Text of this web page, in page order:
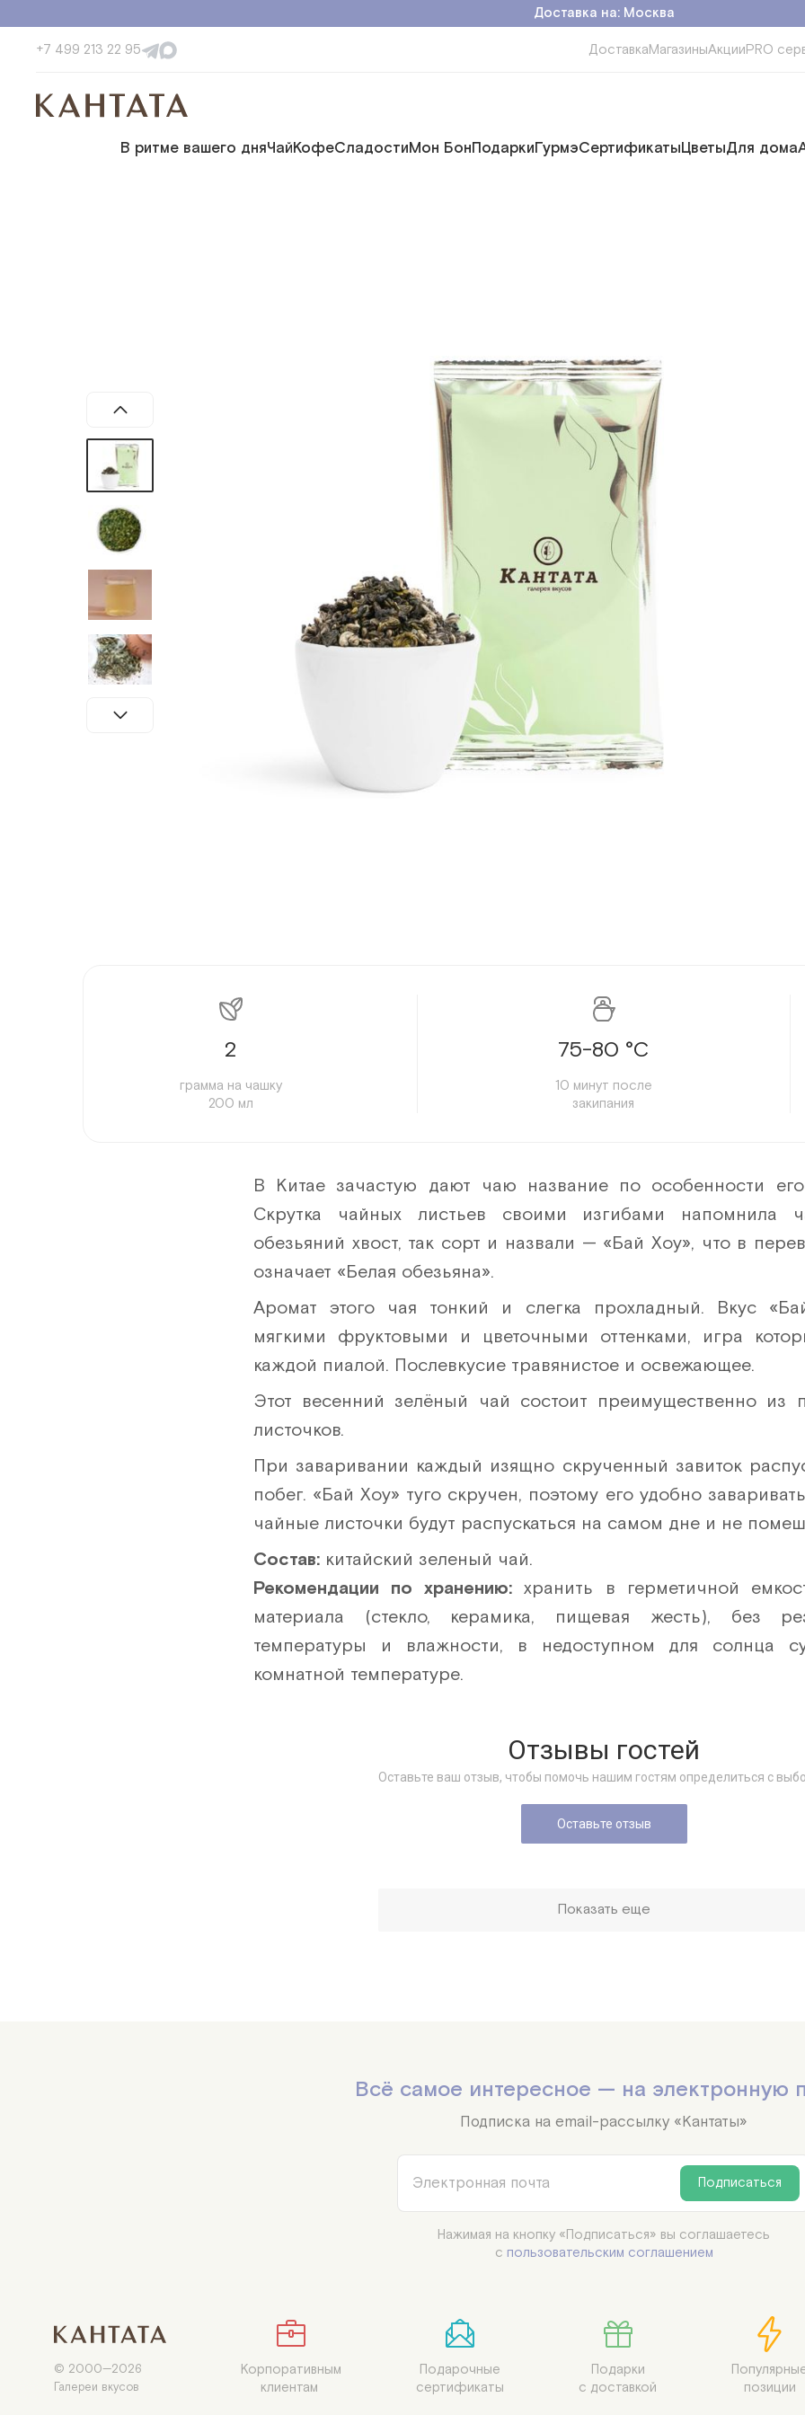
Доставка на: Москва
+7 499 213 22 95 ДоставкаМагазиныАкцииPRO
В ритме вашего дняЧайКофеСладостиМон БонПодаркиГурмэСертификатыЦветыДля дома
2
грамма на чашку
200 мл
75-80 °C
10 минут после
закипания
В Китае зачастую дают чаю название по особенности
Скрутка чайных листьев своими изгибами напомнила
обезьяний хвост, так сорт и назвали — «Бай Хоу», что в
означает «Белая обезьяна».
Аромат этого чая тонкий и слегка прохладный. Вкус
мягкими фруктовыми и цветочными оттенками, игра
каждой пиалой. Послевкусие травянистое и освежающее.
Этот весенний зелёный чай состоит преимущественно из
листочков.
При заваривании каждый изящно скрученный завиток
побег. «Бай Хоу» туго скручен, поэтому его удобно
чайные листочки будут распускаться на самом дне и не
Состав: китайский зеленый чай.
Рекомендации по хранению:хранить в герметичной
материала (стекло, керамика, пищевая жесть), без
температуры и влажности, в недоступном для солнца
комнатной температуре.
Отзывы гостей
Оставьте ваш отзыв, чтобы помочь нашим гостям определиться с
Оставьте отзыв
Показать еще
Всё самое интересное — на электронную
Подписка на email-рассылку «Кантаты»
Подписаться
Нажимая на кнопку «Подписаться» вы соглашаетесь
с пользовательским соглашением
© 2000—2026
Галереи вкусов
Корпоративным
клиентам
Подарочные
сертификаты
Подарки
с доставкой
позиции